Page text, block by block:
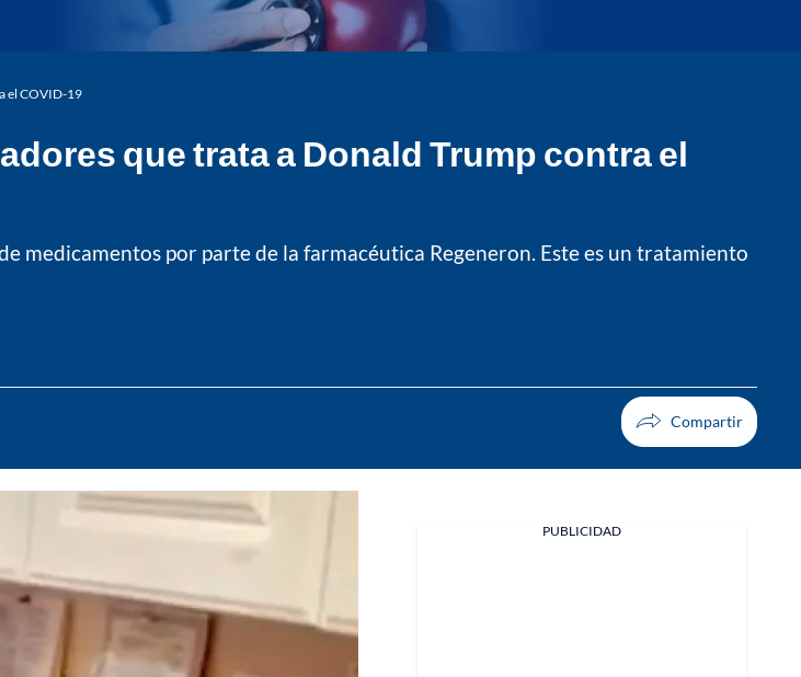
el COVID-19
que trata a Donald Trump contra el
medicamentos por parte de la farmacéutica Regeneron. Este es un tratamiento
PUBLICIDAD